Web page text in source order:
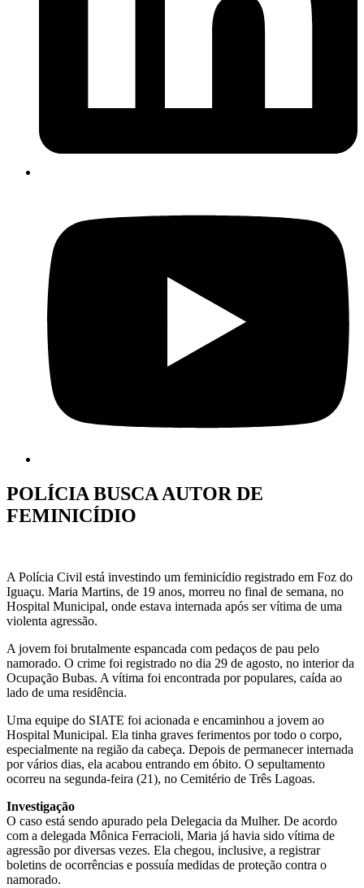
POLÍCIA BUSCA AUTOR DE
FEMINICÍDIO
A Polícia Civil está investindo um feminicídio registrado em Foz do
Iguaçu. Maria Martins, de 19 anos, morreu no final de semana, no
Hospital Municipal, onde estava internada após ser vítima de uma
violenta agressão.
A jovem foi brutalmente espancada com pedaços de pau pelo
namorado. O crime foi registrado no dia 29 de agosto, no interior da
Ocupação Bubas. A vítima foi encontrada por populares, caída ao
lado de uma residência.
Uma equipe do SIATE foi acionada e encaminhou a jovem ao
Hospital Municipal. Ela tinha graves ferimentos por todo o corpo,
especialmente na região da cabeça. Depois de permanecer internada
por vários dias, ela acabou entrando em óbito. O sepultamento
ocorreu na segunda-feira (21), no Cemitério de Três Lagoas.
Investigação
O caso está sendo apurado pela Delegacia da Mulher. De acordo
com a delegada Mônica Ferracioli, Maria já havia sido vítima de
agressão por diversas vezes. Ela chegou, inclusive, a registrar
boletins de ocorrências e possuía medidas de proteção contra o
namorado.